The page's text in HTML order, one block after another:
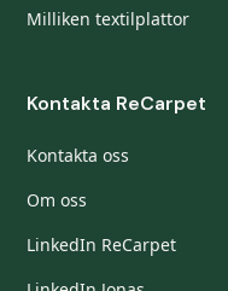
Milliken textilplattor
Kontakta ReCarpet
Kontakta oss
Om oss
LinkedIn ReCarpet